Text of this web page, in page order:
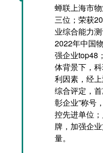
蝉联上海市
三位；荣获
业综合能力
2022年中国
强企业top48
体背景下，
利因素，经
综合评定，
彰企业”称号
控先进单位
牌，加强企
量。